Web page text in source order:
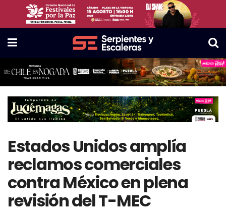
Estados Unidos amplía
reclamos comerciales
contra México en plena
revisión del T-MEC